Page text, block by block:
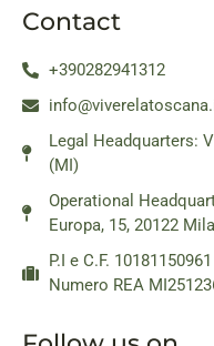
Contact
+390282941312
Legal Headquarters:
(MI)
Operational
Europa, 15, 20122
P.I e C.F.
Numero REA